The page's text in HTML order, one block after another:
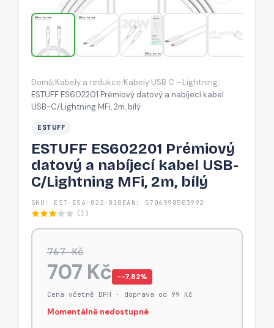
kabel
USB-
C/Lightning
MFi,
bílý
Domů/Kabely a redukce/Kabely USB C - Lightning/
ESTUFF ES602201 Prémiový datový a nabíjecí kabel
USB-C/Lightning MFi, 2m, bílý
ESTUFF
ESTUFF ES602201 Prémiový
datový a nabíjecí kabel USB-
C/Lightning MFi, 2m, bílý
SKU: EST-ES6-022-010 EAN: 5706998503992
(1)
767 Kč
707 Kč −-7,82%
Cena včetně DPH · doprava od 99 Kč
Momentálně nedostupné